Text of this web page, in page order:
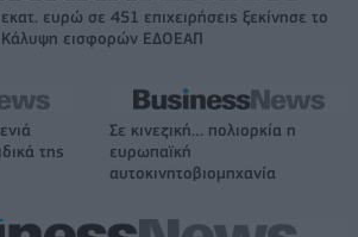
ευρώ σε 451 επιχειρήσεις ξεκίνησε το
Κάλυψη εισφορών ΕΔΟΕΑΠ
της
Σε κινεζική… πολιορκία η
ευρωπαϊκή
αυτοκινητοβιομηχανία